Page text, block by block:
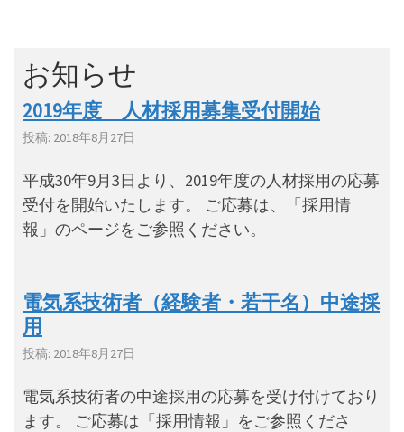
お知らせ
2019年度 人材採用募集受付開始
投稿: 2018年8月27日
平成30年9月3日より、2019年度の人材採用の応募
受付を開始いたします。 ご応募は、「採用情
報」のページをご参照ください。
電気系技術者（経験者・若干名）中途採
用
投稿: 2018年8月27日
電気系技術者の中途採用の応募を受け付けており
ます。 ご応募は「採用情報」をご参照くださ